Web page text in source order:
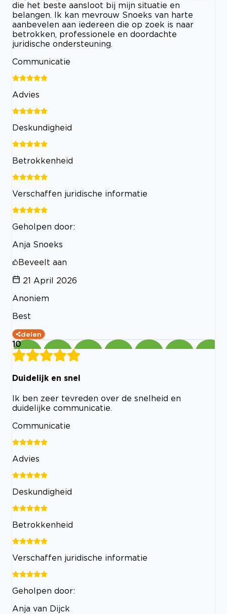
die het beste aansloot bij mijn situatie en
belangen. Ik kan mevrouw Snoeks van harte
aanbevelen aan iedereen die op zoek is naar
betrokken, professionele en doordachte
juridische ondersteuning.
Communicatie
Advies
Deskundigheid
Betrokkenheid
Verschaffen juridische informatie
Geholpen door:
Anja Snoeks
Beveelt aan
21 April 2026
Anoniem
Best
delen
10
Duidelijk en snel
Ik ben zeer tevreden over de snelheid en
duidelijke communicatie.
Communicatie
Advies
Deskundigheid
Betrokkenheid
Verschaffen juridische informatie
Geholpen door:
Anja van Dijck